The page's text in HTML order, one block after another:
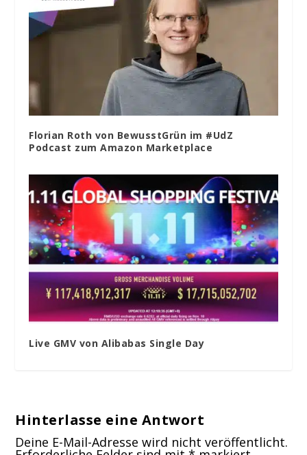
Florian Roth von BewusstGrün im #UdZ
Podcast zum Amazon Marketplace
Live GMV von Alibabas Single Day
Hinterlasse eine Antwort
Deine E-Mail-Adresse wird nicht veröffentlicht.